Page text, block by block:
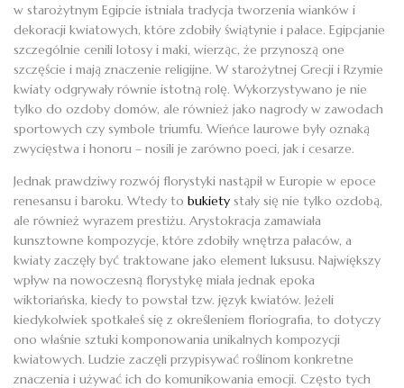
w starożytnym Egipcie istniała tradycja tworzenia wianków i
dekoracji kwiatowych, które zdobiły świątynie i pałace. Egipcjanie
szczególnie cenili lotosy i maki, wierząc, że przynoszą one
szczęście i mają znaczenie religijne. W starożytnej Grecji i Rzymie
kwiaty odgrywały równie istotną rolę. Wykorzystywano je nie
tylko do ozdoby domów, ale również jako nagrody w zawodach
sportowych czy symbole triumfu. Wieńce laurowe były oznaką
zwycięstwa i honoru – nosili je zarówno poeci, jak i cesarze.
Jednak prawdziwy rozwój florystyki nastąpił w Europie w epoce
renesansu i baroku. Wtedy to bukiety stały się nie tylko ozdobą,
ale również wyrazem prestiżu. Arystokracja zamawiała
kunsztowne kompozycje, które zdobiły wnętrza pałaców, a
kwiaty zaczęły być traktowane jako element luksusu. Największy
wpływ na nowoczesną florystykę miała jednak epoka
wiktoriańska, kiedy to powstał tzw. język kwiatów. Jeżeli
kiedykolwiek spotkałeś się z określeniem floriografia, to dotyczy
ono właśnie sztuki komponowania unikalnych kompozycji
kwiatowych. Ludzie zaczęli przypisywać roślinom konkretne
znaczenia i używać ich do komunikowania emocji. Często tych